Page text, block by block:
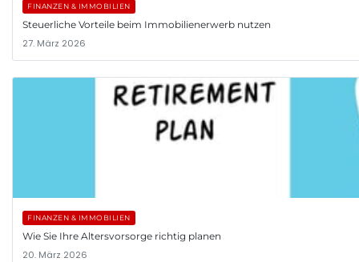
FINANZEN & IMMOBILIEN
Steuerliche Vorteile beim Immobilienerwerb nutzen
27. März 2026
FINANZEN & IMMOBILIEN
Wie Sie Ihre Altersvorsorge richtig planen
20. März 2026